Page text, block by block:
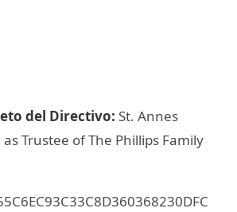
del Directivo: St. Annes
Trustee of The Phillips Family